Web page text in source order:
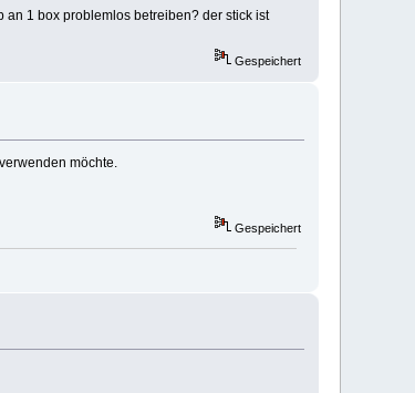
1 box problemlos betreiben? der stick ist
Gespeichert
möchte.
Gespeichert